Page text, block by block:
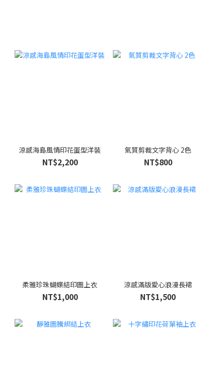
涼感海島風情印花蛋型洋裝
NT$2,200
氣質剪裁文字背心 2色
NT$800
柔雅珍珠蝴蝶結印圖上衣
NT$1,000
涼感滿版愛心浪漫長裙
NT$1,500